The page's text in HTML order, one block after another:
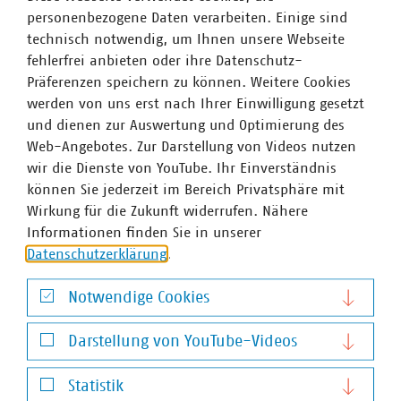
In der Kommunikation gilt es, nicht nur Kontakt zu den
mitmachenden Schulen zu halten, sondern konkret
die einzelnen Lehrkräfte zuzugehen. Denn der
Schulwettbewerb ist nur durchführbar, wenn die Lehrer
dahinter stehen und die Malaktion forcieren. Die Schüler
müssen motiviert werden, eventuell auch außerhalb der
planmäßigen Unterrichtszeit aktiv zu werden. Das ist
angesichts der eng getakteten Lehrpläne und
Unterrichtsinhalte keineswegs selbstverständlich. Die
Lehrkräfte selbst können mit Mehrarbeit rechnen:
Material besorgen, nachmittags Aufsicht führen oder
zumindest Kontrollgänge einplanen. Hier hat es sich
bewährt, Wochen vor dem Aufruf zum Mitmachen bei der
Malaktion ein Vernetzungstreffen mit geselligem
Beisammensein zu organisieren: mit Lehrern oder
Kulturbeauftragten der Schulen, der evo-
Unternehmenskommunikation und den Jury-Mitgliedern
des Wettbewerbs.
personenbezogene Daten verarbeiten. Einige sind
technisch notwendig, um Ihnen unsere Webseite
fehlerfrei anbieten oder ihre Datenschutz-
Präferenzen speichern zu können. Weitere Cookies
werden von uns erst nach Ihrer Einwilligung gesetzt
und dienen zur Auswertung und Optimierung des
Web-Angebotes. Zur Darstellung von Videos nutzen
wir die Dienste von YouTube. Ihr Einverständnis
können Sie jederzeit im Bereich Privatsphäre mit
Wirkung für die Zukunft widerrufen. Nähere
Informationen finden Sie in unserer
Datenschutzerklärung
Notwendige Cookies
Notwendige Cookies
Darstellung von YouTube-Videos
Darstellung von YouTube-Videos
Statistik